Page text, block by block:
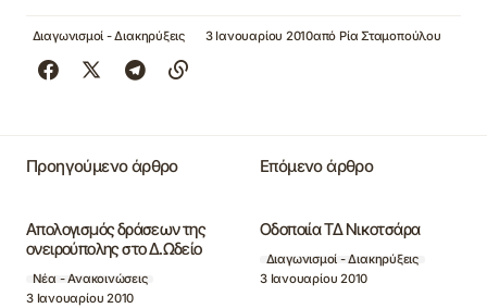
Διαγωνισμοί - Διακηρύξεις 3 Ιανουαρίου 2010από Ρία Σταμοπούλου
Προηγούμενο άρθρο
Απολογισμός δράσεων της
ονειρούπολης στο Δ.Ωδείο
Νέα - Ανακοινώσεις
3 Ιανουαρίου 2010
Επόμενο άρθρο
Οδοποιία ΤΔ Νικοτσάρα
Διαγωνισμοί - Διακηρύξεις
3 Ιανουαρίου 2010